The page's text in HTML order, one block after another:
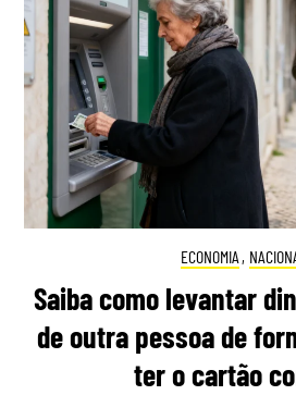
ECONOMIA ,
Saiba como levantar
de outra pessoa de
ter o cartão